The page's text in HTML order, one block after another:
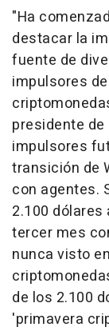
"Ha
destacar la
fuente de
impulsores
presidente
impulsores
transición de
con agentes.
2.100 dólares
tercer mes
nunca visto
de los 2.100
'primavera